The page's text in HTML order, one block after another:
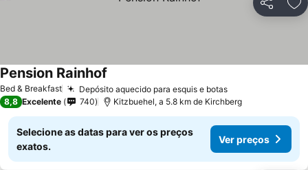
Partilhar
Bed & Breakfast Depósito aquecido para esquis e botas
Pension Rainhof
8,8 Excelente 740 Kitzbuehel, a 5.8 km de Kirchberg
Selecione as datas para ver os preços
exatos.
Ver preços